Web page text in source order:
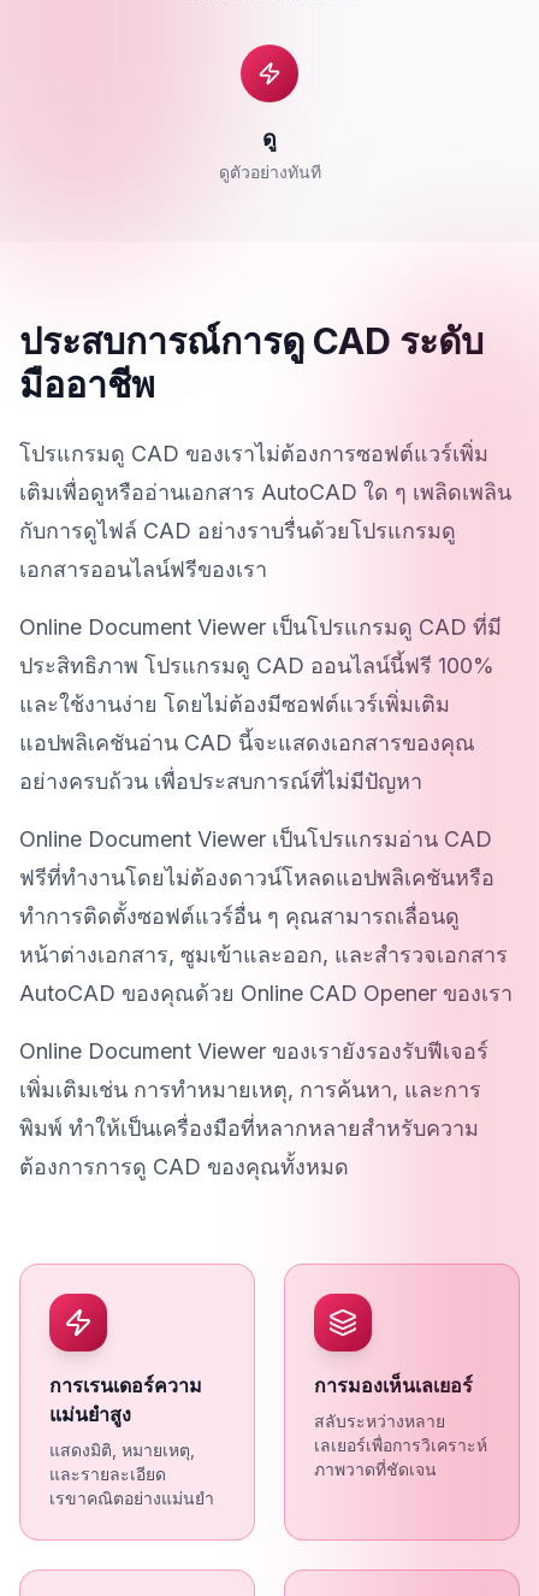
ดู
ดูตัวอย่างทันที
ประสบการณ์การดู CAD ระดับ
มืออาชีพ
โปรแกรมดู CAD ของเราไม่ต้องการซอฟต์แวร์เพิ่ม
เติมเพื่อดูหรืออ่านเอกสาร AutoCAD ใด ๆ เพลิดเพลิน
กับการดูไฟล์ CAD อย่างราบรื่นด้วยโปรแกรมดู
เอกสารออนไลน์ฟรีของเรา
Online Document Viewer เป็นโปรแกรมดู CAD ที่มี
ประสิทธิภาพ โปรแกรมดู CAD ออนไลน์นี้ฟรี 100%
และใช้งานง่าย โดยไม่ต้องมีซอฟต์แวร์เพิ่มเติม
แอปพลิเคชันอ่าน CAD นี้จะแสดงเอกสารของคุณ
อย่างครบถ้วน เพื่อประสบการณ์ที่ไม่มีปัญหา
Online Document Viewer เป็นโปรแกรมอ่าน CAD
ฟรีที่ทำงานโดยไม่ต้องดาวน์โหลดแอปพลิเคชันหรือ
ทำการติดตั้งซอฟต์แวร์อื่น ๆ คุณสามารถเลื่อนดู
หน้าต่างเอกสาร, ซูมเข้าและออก, และสำรวจเอกสาร
AutoCAD ของคุณด้วย Online CAD Opener ของเรา
Online Document Viewer ของเรายังรองรับฟีเจอร์
เพิ่มเติมเช่น การทำหมายเหตุ, การค้นหา, และการ
พิมพ์ ทำให้เป็นเครื่องมือที่หลากหลายสำหรับความ
ต้องการการดู CAD ของคุณทั้งหมด
การเรนเดอร์ความ
แม่นยำสูง
แสดงมิติ, หมายเหตุ,
และรายละเอียด
เรขาคณิตอย่างแม่นยำ
การมองเห็นเลเยอร์
สลับระหว่างหลาย
เลเยอร์เพื่อการวิเคราะห์
ภาพวาดที่ชัดเจน